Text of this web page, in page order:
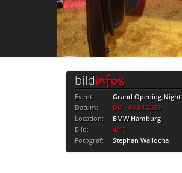
bildinfos
Event:
Grand Opening Night
Datum:
DO · 06.03.2025
Location:
BMW Hamburg
Bild:
4/13
Fotograf:
Stephan Wallocha